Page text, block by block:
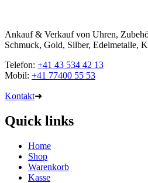
Ankauf & Verkauf von Uhren,
Schmuck, Gold, Silber, Edelmetalle,
Telefon: +41 43 534 42 13
Mobil: +41 77400 55 53
Kontakt➜
Quick links
Home
Shop
Warenkorb
Kasse